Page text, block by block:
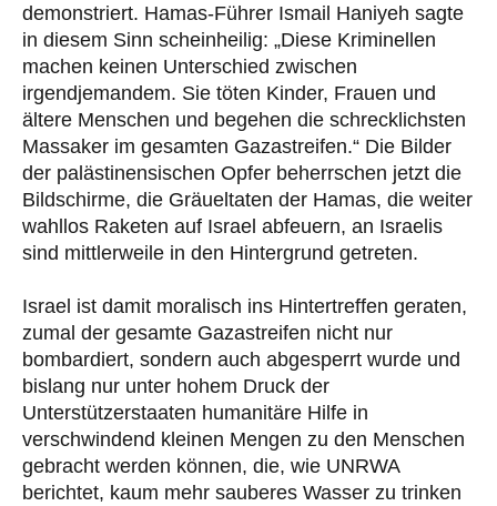
demonstriert. Hamas-Führer Ismail Haniyeh sagte
in diesem Sinn scheinheilig: „Diese Kriminellen
machen keinen Unterschied zwischen
irgendjemandem. Sie töten Kinder, Frauen und
ältere Menschen und begehen die schrecklichsten
Massaker im gesamten Gazastreifen.“ Die Bilder
der palästinensischen Opfer beherrschen jetzt die
Bildschirme, die Gräueltaten der Hamas, die weiter
wahllos Raketen auf Israel abfeuern, an Israelis
sind mittlerweile in den Hintergrund getreten.
Israel ist damit moralisch ins Hintertreffen geraten,
zumal der gesamte Gazastreifen nicht nur
bombardiert, sondern auch abgesperrt wurde und
bislang nur unter hohem Druck der
Unterstützerstaaten humanitäre Hilfe in
verschwindend kleinen Mengen zu den Menschen
gebracht werden können, die, wie UNRWA
berichtet, kaum mehr sauberes Wasser zu trinken